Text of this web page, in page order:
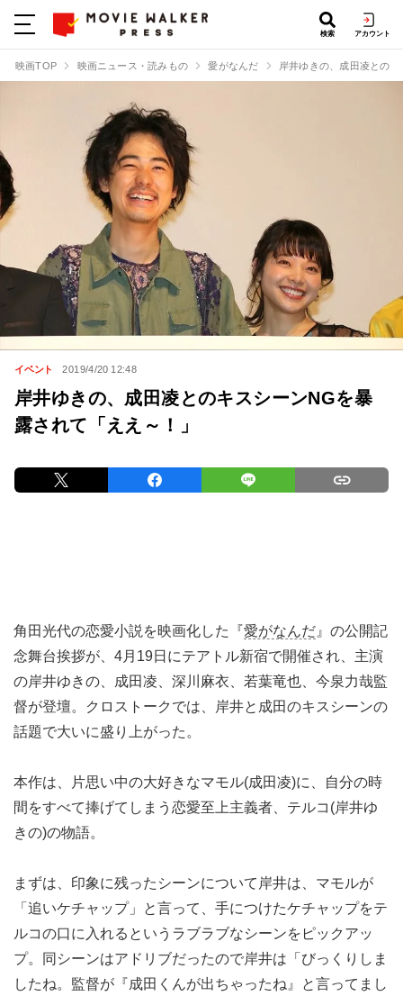
検索 アカウント
映画TOP 映画ニュース・読みもの 愛がなんだ 岸井ゆきの、成田凌との
イベント 2019/4/20 12:48
岸井ゆきの、成田凌とのキスシーンNGを暴
露されて「ええ～！」
角田光代の恋愛小説を映画化した『愛がなんだ 』の公開記
念舞台挨拶が、4月19日にテアトル新宿で開催され、主演
の岸井ゆきの、成田凌、深川麻衣、若葉竜也、今泉力哉監
督が登壇。クロストークでは、岸井と成田のキスシーンの
話題で大いに盛り上がった。
本作は、片思い中の大好きなマモル(成田凌)に、自分の時
間をすべて捧げてしまう恋愛至上主義者、テルコ(岸井ゆ
きの)の物語。
まずは、印象に残ったシーンについて岸井は、マモルが
「追いケチャップ」と言って、手につけたケチャップをテ
ルコの口に入れるというラブラブなシーンをピックアッ
プ。同シーンはアドリブだったので岸井は「びっくりしま
したね。監督が『成田くんが出ちゃったね』と言ってまし